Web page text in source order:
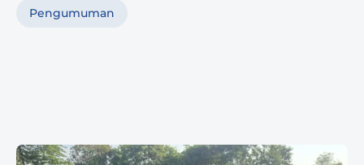
Pengumuman